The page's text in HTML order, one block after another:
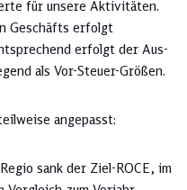
für unsere Aktivitäten.
Geschäfts erfolgt
erfolgt der Aus­
als Vor-Steuer-Größen.
angepasst:
sank der Ziel-ROCE, im